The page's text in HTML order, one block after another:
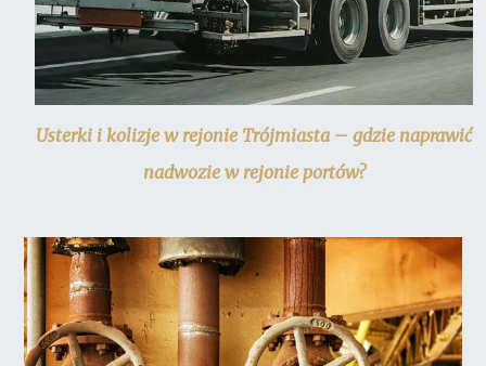
Usterki i kolizje w rejonie Trójmiasta – gdzie naprawić
nadwozie w rejonie portów?